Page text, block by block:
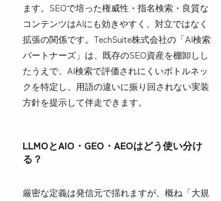
ます。SEOで培った権威性・指名検索・良質な
コンテンツはAIにも効きやすく、対立ではなく
拡張の関係です。TechSuite株式会社の「AI検索
パートナーズ」は、既存のSEO資産を棚卸しし
たうえで、AI検索で評価されにくいボトルネッ
クを特定し、用語の違いに振り回されない実装
方針を提示して伴走できます。
LLMOとAIO・GEO・AEOはどう使い分け
る？
厳密な定義は発信元で揺れますが、概ね「大規